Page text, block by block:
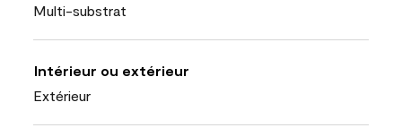
Multi-substrat
Intérieur ou extérieur
Extérieur